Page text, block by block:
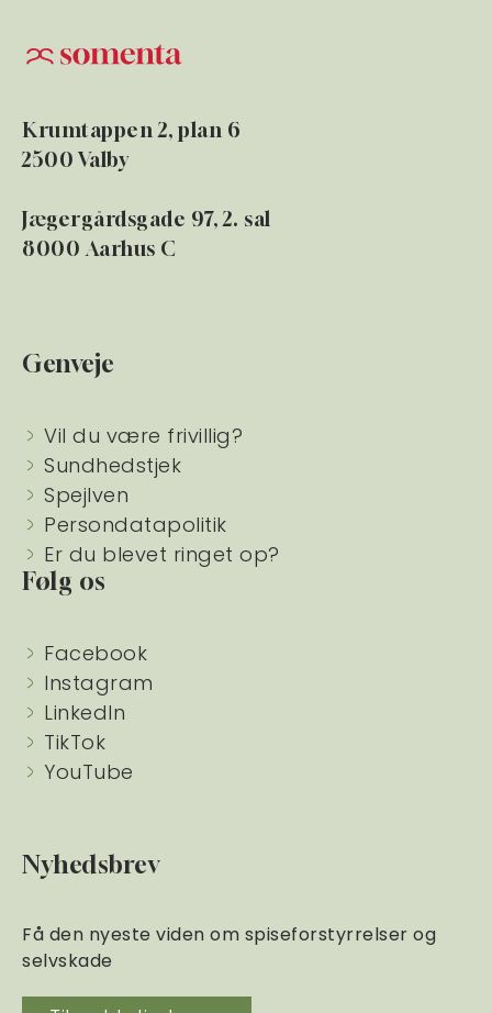
Krumtappen 2, plan 6
2500 Valby
Jægergårdsgade 97, 2. sal
8000 Aarhus C
Genveje
Vil du være frivillig?
Sundhedstjek
Spejlven
Persondatapolitik
Er du blevet ringet op?
Følg os
Facebook
Instagram
LinkedIn
TikTok
YouTube
Nyhedsbrev
Få den nyeste viden om spiseforstyrrelser og
selvskade